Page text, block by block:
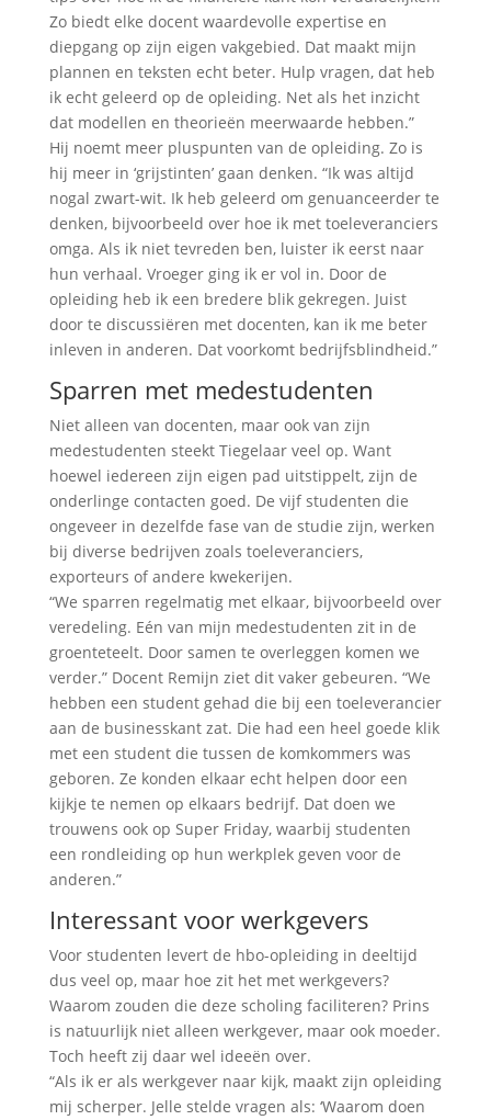
Zo biedt elke docent waardevolle expertise en
diepgang op zijn eigen vakgebied. Dat maakt mijn
plannen en teksten echt beter. Hulp vragen, dat heb
ik echt geleerd op de opleiding. Net als het inzicht
dat modellen en theorieën meerwaarde hebben.”
Hij noemt meer pluspunten van de opleiding. Zo is
hij meer in ‘grijstinten’ gaan denken. “Ik was altijd
nogal zwart-wit. Ik heb geleerd om genuanceerder te
denken, bijvoorbeeld over hoe ik met toeleveranciers
omga. Als ik niet tevreden ben, luister ik eerst naar
hun verhaal. Vroeger ging ik er vol in. Door de
opleiding heb ik een bredere blik gekregen. Juist
door te discussiëren met docenten, kan ik me beter
inleven in anderen. Dat voorkomt bedrijfsblindheid.”
Sparren met medestudenten
Niet alleen van docenten, maar ook van zijn
medestudenten steekt Tiegelaar veel op. Want
hoewel iedereen zijn eigen pad uitstippelt, zijn de
onderlinge contacten goed. De vijf studenten die
ongeveer in dezelfde fase van de studie zijn, werken
bij diverse bedrijven zoals toeleveranciers,
exporteurs of andere kwekerijen.
“We sparren regelmatig met elkaar, bijvoorbeeld over
veredeling. Eén van mijn medestudenten zit in de
groenteteelt. Door samen te overleggen komen we
verder.” Docent Remijn ziet dit vaker gebeuren. “We
hebben een student gehad die bij een toeleverancier
aan de businesskant zat. Die had een heel goede klik
met een student die tussen de komkommers was
geboren. Ze konden elkaar echt helpen door een
kijkje te nemen op elkaars bedrijf. Dat doen we
trouwens ook op Super Friday, waarbij studenten
een rondleiding op hun werkplek geven voor de
anderen.”
Interessant voor werkgevers
Voor studenten levert de hbo-opleiding in deeltijd
dus veel op, maar hoe zit het met werkgevers?
Waarom zouden die deze scholing faciliteren? Prins
is natuurlijk niet alleen werkgever, maar ook moeder.
Toch heeft zij daar wel ideeën over.
“Als ik er als werkgever naar kijk, maakt zijn opleiding
mij scherper. Jelle stelde vragen als: ‘Waarom doen